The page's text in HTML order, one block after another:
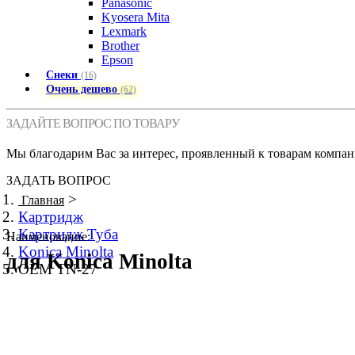
Panasonic
Kyosera Mita
Lexmark
Brother
Epson
Снеки (16)
Очень дешево(62)
ЗАДАЙТЕ ВОПРОС ПО ТОВАРУ
Мы благодарим Вас за интерес, проявленный к товарам
ЗАДАТЬ ВОПРОС
Главная >
Картридж
Картридж Туба
Konica Minolta
OEM TN-27
Наименование:
для Konica Minolta